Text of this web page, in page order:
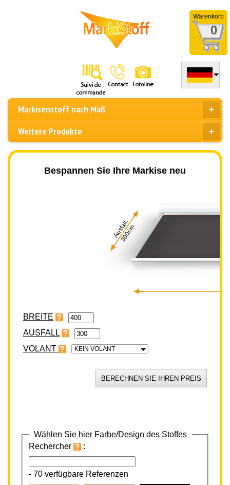
Warenkorb
0
Markisenstoff nach Maß
Weitere Produkte
Bespannen Sie Ihre Markise neu
Ausfall:
300cm
BREITE
VOLANT KEIN VOLANT
Wählen Sie hier Farbe/Design des Stoffes
Rechercher
:
- 70 verfügbare Referenzen